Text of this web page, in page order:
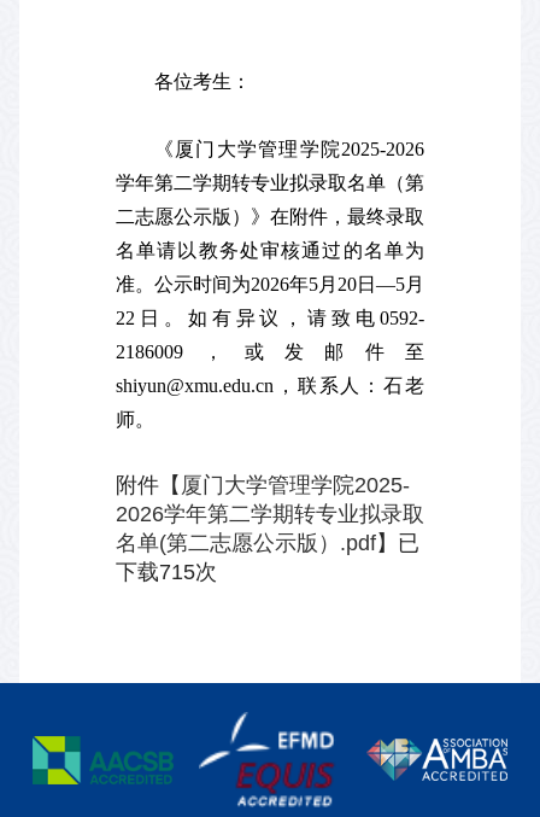
各位考生：
《厦门大学管理学院2025-2026
学年第二学期转专业拟录取名单（第
二志愿公示版）》在附件，最终录取
名单请以教务处审核通过的名单为
准。公示时间为2026年5月20日—5月
22日。如有异议，请致电0592-
2186009，或发邮件至
shiyun@xmu.edu.cn，联系人：石老
师。
附件【 厦门大学管理学院2025-
2026学年第二学期转专业拟录取
名单(第二志愿公示版）.pdf】已
下载715次